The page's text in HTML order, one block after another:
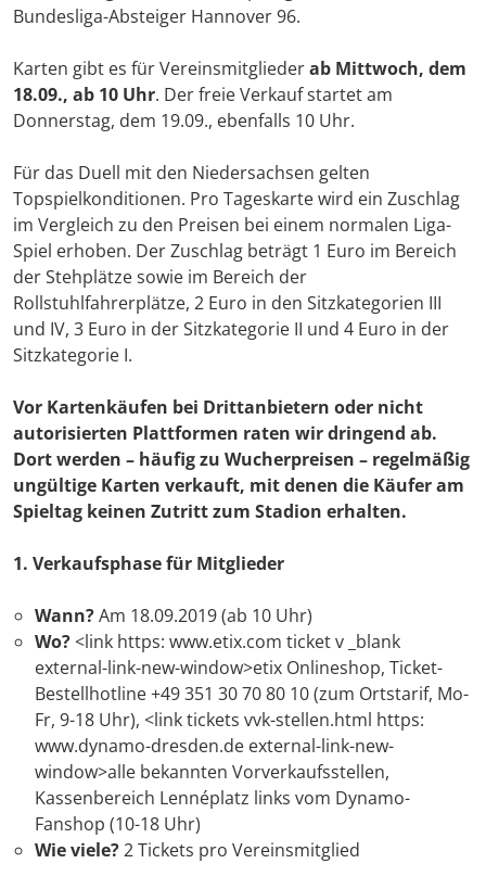
Bundesliga-Absteiger Hannover 96.
Karten gibt es für Vereinsmitgliederab Mittwoch, dem
18.09., ab 10 Uhr. Der freie Verkauf startet am
Donnerstag, dem 19.09., ebenfalls 10 Uhr.
Für das Duell mit den Niedersachsen gelten
Topspielkonditionen. Pro Tageskarte wird ein Zuschlag
im Vergleich zu den Preisen bei einem normalen Liga-
Spiel erhoben. Der Zuschlag beträgt 1 Euro im Bereich
der Stehplätze sowie im Bereich der
Rollstuhlfahrerplätze, 2 Euro in den Sitzkategorien III
und IV, 3 Euro in der Sitzkategorie II und 4 Euro in der
Sitzkategorie I.
Vor Kartenkäufen bei Drittanbietern oder nicht
autorisierten Plattformen raten wir dringend ab.
Dort werden – häufig zu Wucherpreisen – regelmäßig
ungültige Karten verkauft, mit denen die Käufer am
Spieltag keinen Zutritt zum Stadion erhalten.
1. Verkaufsphase für Mitglieder
Wann?Am 18.09.2019 (ab 10 Uhr)
Wo?<link https: www.etix.com ticket v _blank
external-link-new-window>etix Onlineshop, Ticket-
Bestellhotline +49 351 30 70 80 10 (zum Ortstarif, Mo-
Fr, 9-18 Uhr), <link tickets vvk-stellen.html https:
www.dynamo-dresden.de external-link-new-
window>alle bekannten Vorverkaufsstellen,
Kassenbereich Lennéplatz links vom Dynamo-
Fanshop (10-18 Uhr)
Wie viele?2 Tickets pro Vereinsmitglied